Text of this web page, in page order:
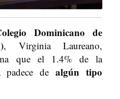
Dominicano de
, Virginia Laureano,
que el 1.4% de la
padece dealgún tipo